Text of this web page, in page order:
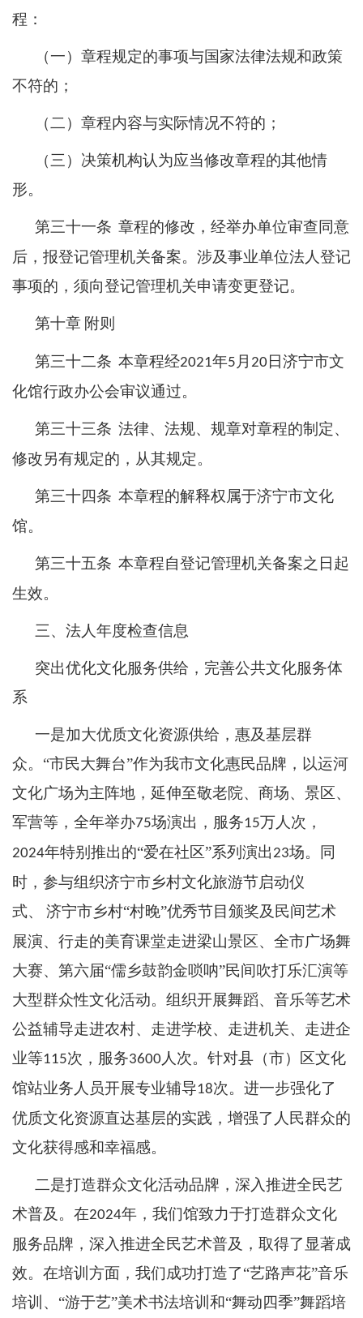
程：
（一）章程规定的事项与国家法律法规和政策
不符的；
（二）章程内容与实际情况不符的；
（三）决策机构认为应当修改章程的其他情
形。
第三十一条 章程的修改，经举办单位审查同意
后，报登记管理机关备案。涉及事业单位法人登记
事项的，须向登记管理机关申请变更登记。
第十章 附则
第三十二条 本章程经2021年5 月 20 日济宁市文
化馆行政办公会审议通过。
第三十三条 法律、法规、规章对章程的制定、
修改另有规定的，从其规定。
第三十四条 本章程的解释权属于济宁市文化
馆。
第三十五条 本章程自登记管理机关备案之日起
生效。
三、法人年度检查信息
突出优化文化服务供给，完善公共文化服务体
系
一是加大优质文化资源供给，惠及基层群
众。 “市民大舞台”作为我市文化惠民品牌，以运河
文化广场为主阵地，延伸至敬老院、商场、景区、
军营等，全年举办75场演出，服务15万人次，
2024年特别推出的“爱在社区”系列演出23场。同
时，参与组织济宁市乡村文化旅游节启动仪
式、
济宁市乡村“村晚”优秀节目颁奖及民间艺术
展演、行走的美育课堂走进梁山景区、全市广场舞
大赛、第六届“儒乡鼓韵金唢呐”民间吹打乐汇演等
大型群众性文化活动。组织开展舞蹈、音乐等艺术
公益辅导走进农村、走进学校、走进机关、走进企
业等115次，服务3600 人次。针对县（市）区文化
馆站业务人员开展专业辅导18次。进一步强化了
优质文化资源直达基层的实践，增强了人民群众的
文化获得感和幸福感。
二是打造群众文化活动品牌，深入推进全民艺
术普及。在2024年，我们馆致力于打造群众文化
服务品牌，深入推进全民艺术普及，取得了显著成
效。在培训方面，我们成功打造了“艺路声花”音乐
培训、“游于艺”美术书法培训和“舞动四季”舞蹈培